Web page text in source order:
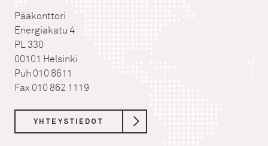
Pääkonttori
Energiakatu 4
PL 330
00101 Helsinki
Puh 010 8611
Fax 010 862 1119
YHTEYSTIEDOT